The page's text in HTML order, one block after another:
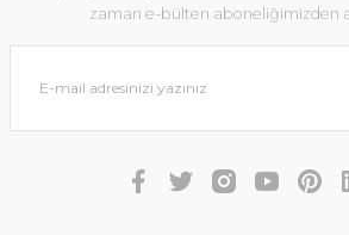
zaman e-bülten aboneliğimizden